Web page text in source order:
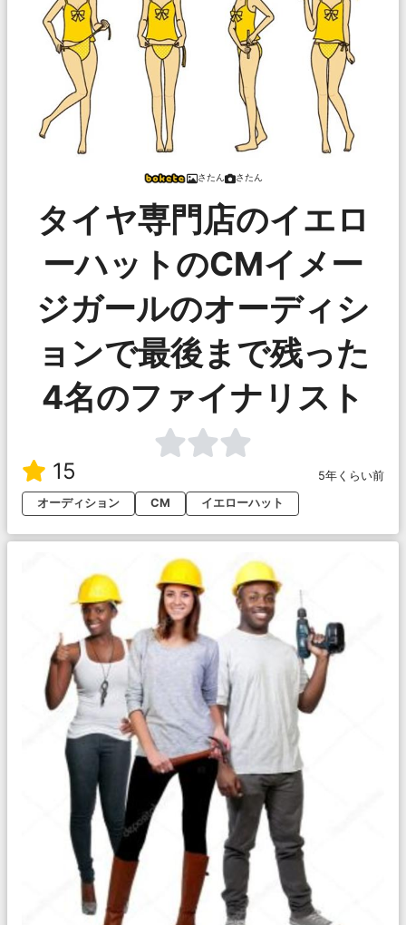
さたん さたん
タイヤ専門店のイエロ
ーハットのCMイメー
ジガールのオーディシ
ョンで最後まで残った
4名のファイナリスト
15
5年くらい前
オーディション
CM イエローハット